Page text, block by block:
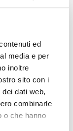
ed
media e per
inoltre
sito con i
dati web,
combinarle
o che hanno
che dalla Gran
rosa.
del 16
e ci racconta la